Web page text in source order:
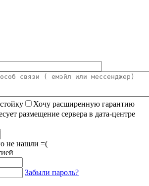
Хочу расширенную гарантию
размещение сервера в дата-центре
не нашли =(
Забыли пароль?